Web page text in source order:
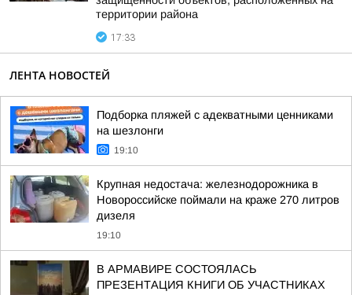
территории района
17:33
ЛЕНТА НОВОСТЕЙ
Подборка пляжей с адекватными ценниками
на шезлонги
19:10
Крупная недостача: железнодорожника в
Новороссийске поймали на краже 270 литров
дизеля
19:10
В АРМАВИРЕ СОСТОЯЛАСЬ
ПРЕЗЕНТАЦИЯ КНИГИ ОБ УЧАСТНИКАХ